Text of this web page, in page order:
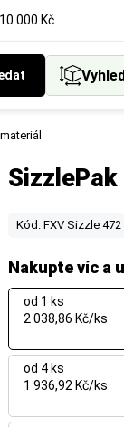
000 Kč
Kód: FXV Sizzle
Nakupte víc a
od 1 ks
2 038,86 Kč/ks
od 4 ks
1 936,92 Kč/ks